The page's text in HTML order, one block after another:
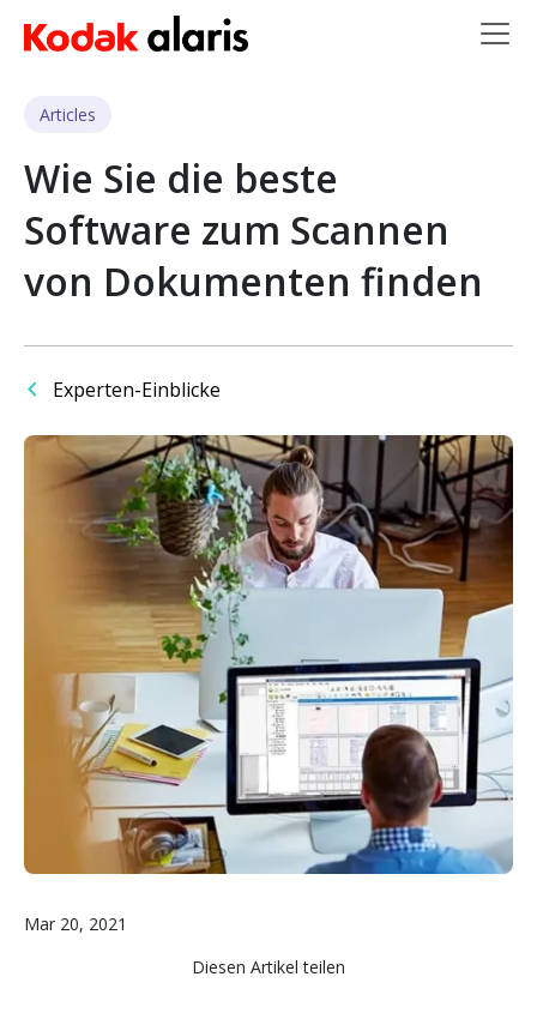
Skip to main content
Articles
Wie Sie die beste
Software zum Scannen
von Dokumenten finden
Experten-Einblicke
Bild
Mar 20, 2021
Diesen Artikel teilen